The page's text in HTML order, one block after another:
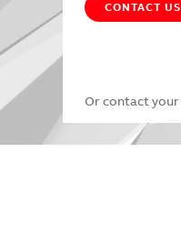
CONTACT US
Or contact your